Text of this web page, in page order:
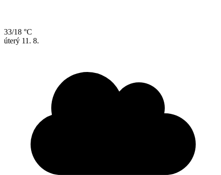
33/18 °C
úterý 11. 8.